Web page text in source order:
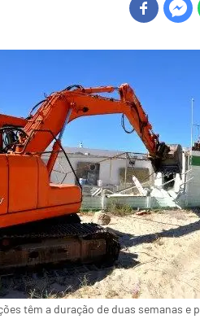
têm a duração de duas semanas